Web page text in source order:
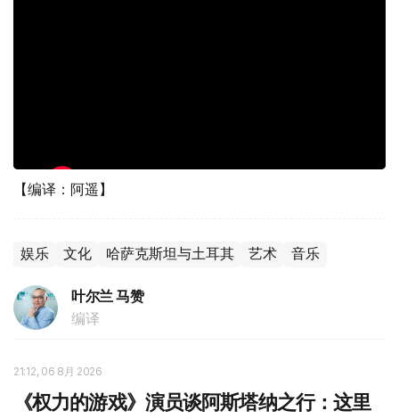
【编译：阿遥】
娱乐 文化 哈萨克斯坦与土耳其 艺术 音乐
叶尔兰 马赞
编译
21:12, 06 8月 2026
《权力的游戏》演员谈阿斯塔纳之行：这里